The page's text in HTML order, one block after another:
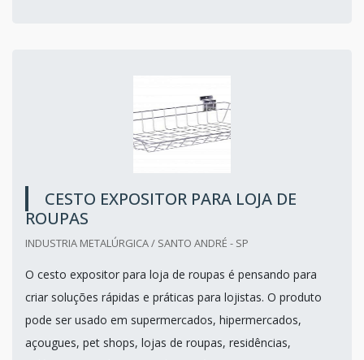
CESTO EXPOSITOR PARA LOJA DE
ROUPAS
INDUSTRIA METALÚRGICA / SANTO ANDRÉ - SP
O cesto expositor para loja de roupas é pensando para
criar soluções rápidas e práticas para lojistas. O produto
pode ser usado em supermercados, hipermercados,
açougues, pet shops, lojas de roupas, residências,